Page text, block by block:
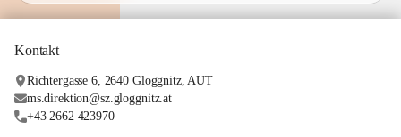
Kontakt
Richtergasse 6, 2640 Gloggnitz, AUT
ms.direktion@sz.gloggnitz.at
+43 2662 423970